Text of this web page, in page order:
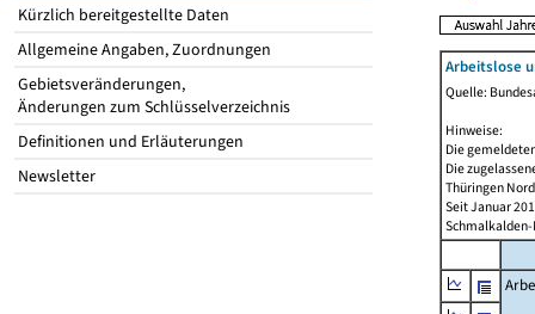
Kürzlich bereitgestellte Daten
Allgemeine Angaben, Zuordnungen
Gebietsveränderungen,
Änderungen zum Schlüsselverzeichnis
Definitionen und Erläuterungen
Newsletter
Arbeitslose
Quelle:
Hinweise:
Die
Die
Thüringen
Seit Januar